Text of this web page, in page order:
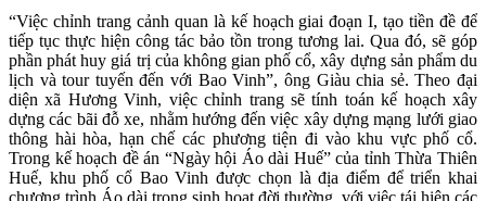
“Việc chỉnh trang cảnh quan là kế hoạch giai đoạn I, tạo tiền đề để
tiếp tục thực hiện công tác bảo tồn trong tương lai. Qua đó, sẽ góp
phần phát huy giá trị của không gian phố cổ, xây dựng sản phẩm du
lịch và tour tuyến đến với Bao Vinh”, ông Giàu chia sẻ. Theo đại
diện xã Hương Vinh, việc chỉnh trang sẽ tính toán kế hoạch xây
dựng các bãi đỗ xe, nhằm hướng đến việc xây dựng mạng lưới giao
thông hài hòa, hạn chế các phương tiện đi vào khu vực phố cổ.
Trong kế hoạch đề án “Ngày hội Áo dài Huế” của tỉnh Thừa Thiên
Huế, khu phố cổ Bao Vinh được chọn là địa điểm để triển khai
chương trình Áo dài trong sinh hoạt đời thường, với việc tái hiện các